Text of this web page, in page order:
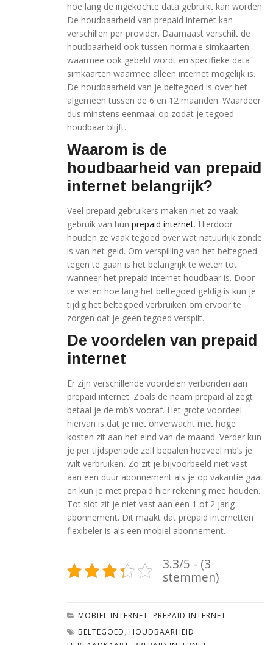
hoe lang de ingekochte data gebruikt kan worden.
De houdbaarheid van prepaid internet kan
verschillen per provider. Daarnaast verschilt de
houdbaarheid ook tussen normale simkaarten
waarmee ook gebeld wordt en specifieke data
simkaarten waarmee alleen internet mogelijk is.
De houdbaarheid van je beltegoed is over het
algemeen tussen de 6 en 12 maanden. Waardeer
dus minstens eenmaal op zodat je tegoed
houdbaar blijft.
Waarom is de
houdbaarheid van prepaid
internet belangrijk?
Veel prepaid gebruikers maken niet zo vaak
gebruik van hun prepaid internet. Hierdoor
houden ze vaak tegoed over wat natuurlijk zonde
is van het geld. Om verspilling van het beltegoed
tegen te gaan is het belangrijk te weten tot
wanneer het prepaid internet houdbaar is. Door
te weten hoe lang het beltegoed geldig is kun je
tijdig het beltegoed verbruiken om ervoor te
zorgen dat je geen tegoed verspilt.
De voordelen van prepaid
internet
Er zijn verschillende voordelen verbonden aan
prepaid internet. Zoals de naam prepaid al zegt
betaal je de mb’s vooraf. Het grote voordeel
hiervan is dat je niet onverwacht met hoge
kosten zit aan het eind van de maand. Verder kun
je per tijdsperiode zelf bepalen hoeveel mb’s je
wilt verbruiken. Zo zit je bijvoorbeeld niet vast
aan een duur abonnement als je op vakantie gaat
en kun je met prepaid hier rekening mee houden.
Tot slot zit je niet vast aan een 1 of 2 jarig
abonnement. Dit maakt dat prepaid internetten
flexibeler is als een mobiel abonnement.
3.3/5 - (3
stemmen)
MOBIEL INTERNET, PREPAID INTERNET
BELTEGOED, HOUDBAARHEID